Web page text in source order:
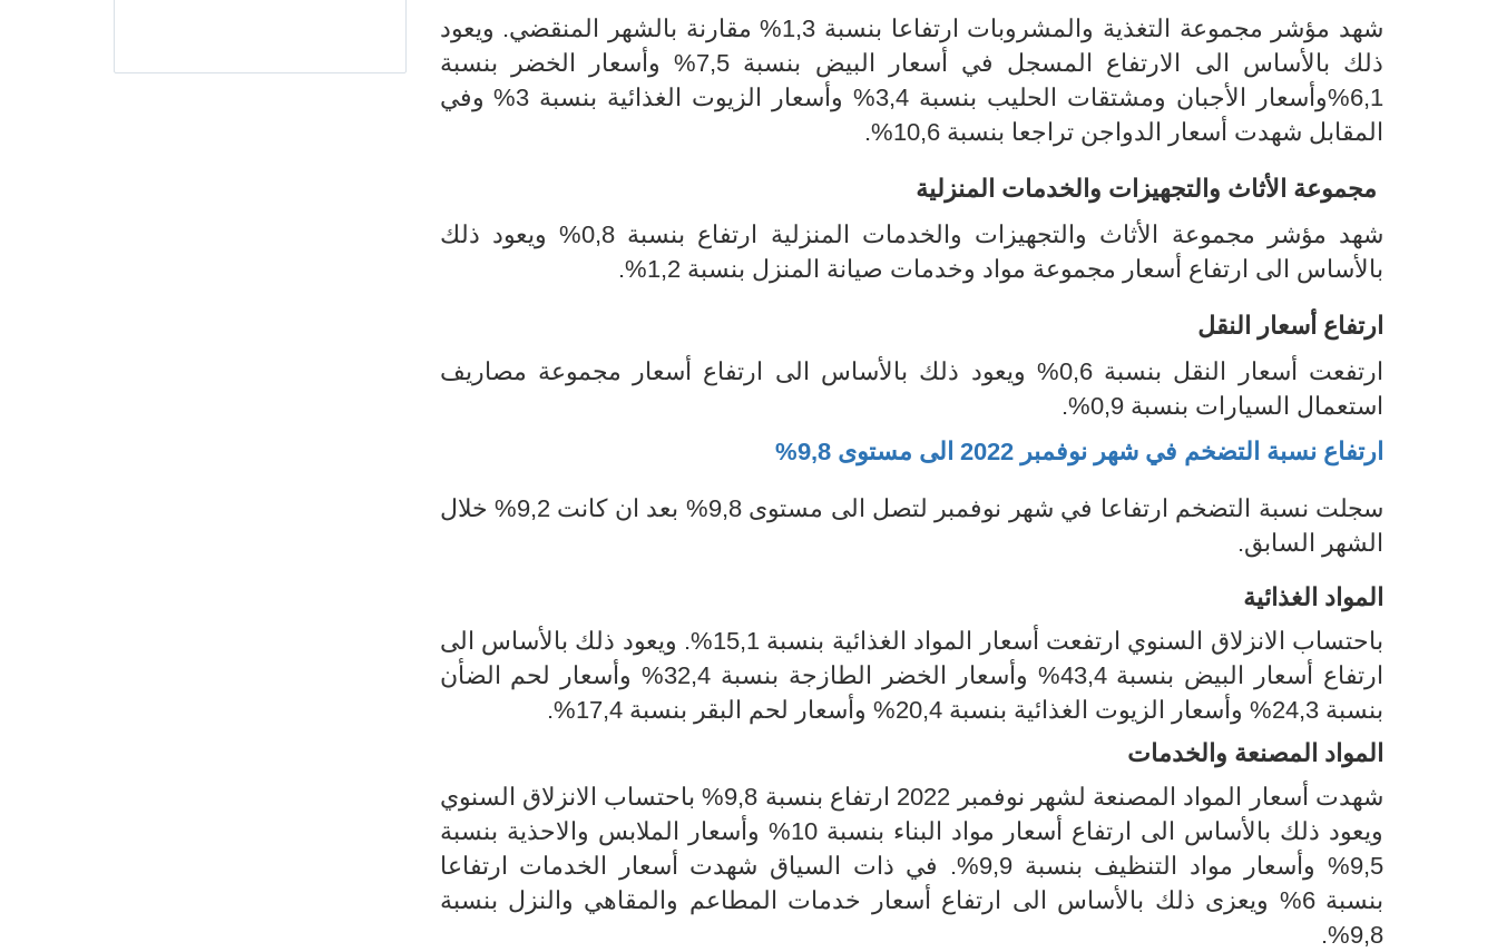
شهد مؤشر مجموعة التغذية والمشروبات ارتفاعا بنسبة 1,3% مقارنة بالشهر المنقضي. ويعود
ذلك بالأساس الى الارتفاع المسجل في أسعار البيض بنسبة 7,5% وأسعار الخضر بنسبة
6,1%وأسعار الأجبان ومشتقات الحليب بنسبة 3,4% وأسعار الزيوت الغذائية بنسبة 3% وفي
المقابل شهدت أسعار الدواجن تراجعا بنسبة 10,6%.
مجموعة الأثاث والتجهيزات والخدمات المنزلية
شهد مؤشر مجموعة الأثاث والتجهيزات والخدمات المنزلية ارتفاع بنسبة 0,8% ويعود ذلك
بالأساس الى ارتفاع أسعار مجموعة مواد وخدمات صيانة المنزل بنسبة 1,2%.
ارتفاع أسعار النقل
ارتفعت أسعار النقل بنسبة 0,6% ويعود ذلك بالأساس الى ارتفاع أسعار مجموعة مصاريف
استعمال السيارات بنسبة 0,9%.
ارتفاع نسبة التضخم في شهر نوفمبر 2022 الى مستوى 9,8%
سجلت نسبة التضخم ارتفاعا في شهر نوفمبر لتصل الى مستوى 9,8% بعد ان كانت 9,2% خلال
الشهر السابق.
المواد الغذائية
باحتساب الانزلاق السنوي ارتفعت أسعار المواد الغذائية بنسبة
15,1%. ويعود ذلك بالأساس الى
ارتفاع أسعار البيض بنسبة 43,4% وأسعار الخضر الطازجة بنسبة 32,4%
وأسعار
لحم الضأن
بنسبة 24,3% وأسعار
الزيوت الغذائية بنسبة 20,4%
وأسعار لحم البقر بنسبة 17,4%.
المواد المصنعة والخدمات
شهدت أسعار المواد المصنعة لشهر نوفمبر 2022 ارتفاع بنسبة
9,8%
باحتساب الانزلاق السنوي
ويعود ذلك بالأساس الى ارتفاع أسعار مواد البناء بنسبة 10% وأسعار الملابس والاحذية بنسبة
9,5% وأسعار مواد التنظيف بنسبة 9,9%. في ذات السياق شهدت أسعار الخدمات ارتفاعا
بنسبة 6%
ويعزى ذلك بالأساس الى ارتفاع أسعار خدمات المطاعم والمقاهي والنزل بنسبة
9,8%.